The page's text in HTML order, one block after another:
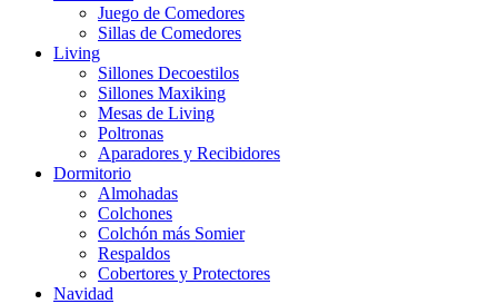
Juego de Comedores
Sillas de Comedores
Living
Sillones Decoestilos
Sillones Maxiking
Mesas de Living
Poltronas
Aparadores y Recibidores
Dormitorio
Almohadas
Colchones
Colchón más Somier
Respaldos
Cobertores y Protectores
Navidad